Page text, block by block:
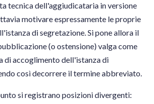
tecnica dell'aggiudicataria in versione
motivare espressamente le proprie
di segretazione. Si pone allora il
(o ostensione) valga come
di accoglimento dell'istanza di
così decorrere il termine abbreviato.
si registrano posizioni divergenti: